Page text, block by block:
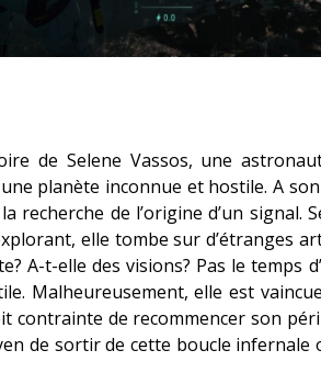
de Selene Vassos, une
planète inconnue et hostile. A
recherche de l’origine d’un signal.
elle tombe sur d’étranges
A-t-elle des visions? Pas le temps
Malheureusement, elle est
contrainte de recommencer son
de sortir de cette boucle infernale